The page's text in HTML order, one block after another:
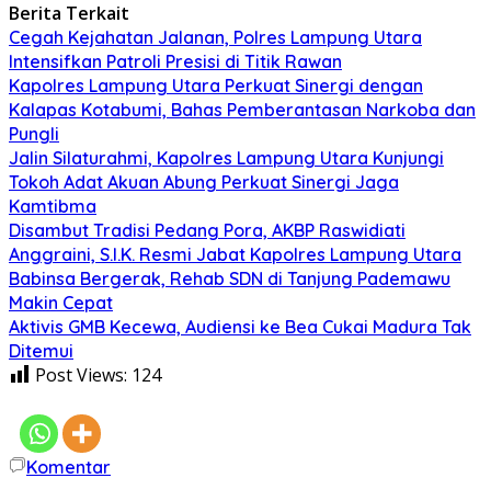
Berita Terkait
Cegah Kejahatan Jalanan, Polres Lampung Utara
Intensifkan Patroli Presisi di Titik Rawan
Kapolres Lampung Utara Perkuat Sinergi dengan
Kalapas Kotabumi, Bahas Pemberantasan Narkoba dan
Pungli
Jalin Silaturahmi, Kapolres Lampung Utara Kunjungi
Tokoh Adat Akuan Abung Perkuat Sinergi Jaga
Kamtibma
Disambut Tradisi Pedang Pora, AKBP Raswidiati
Anggraini, S.I.K. Resmi Jabat Kapolres Lampung Utara
Babinsa Bergerak, Rehab SDN di Tanjung Pademawu
Makin Cepat
Aktivis GMB Kecewa, Audiensi ke Bea Cukai Madura Tak
Ditemui
Post Views: 124
Komentar